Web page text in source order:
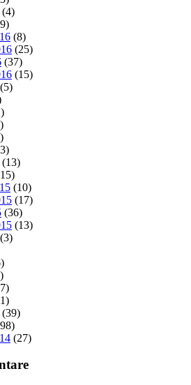
(4)
(8)
(25)
(37)
(15)
(5)
(13)
(10)
(17)
(36)
(13)
(3)
(39)
(27)